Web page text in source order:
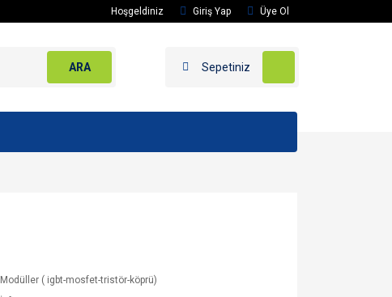
Hoşgeldiniz Giriş Yap Üye Ol
ARA Sepetiniz
Modüller ( igbt-mosfet-tristör-köprü)